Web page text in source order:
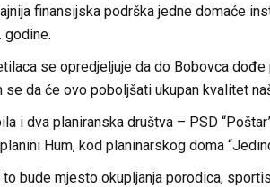
finansijska podrška jedne domaće
godine.
se opredjeljuje da do Bobovca
se da će ovo poboljšati ukupan kvalitet
i dva planiranska društva – PSD
Hum, kod planinarskog doma
to bude mjesto okupljanja porodica,